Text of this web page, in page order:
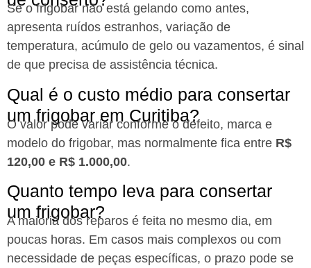
Se o frigobar não está gelando como antes,
apresenta ruídos estranhos, variação de
temperatura, acúmulo de gelo ou vazamentos, é sinal
de que precisa de assistência técnica.
Qual é o custo médio para consertar
um frigobar em Curitiba?​
O valor pode variar conforme o defeito, marca e
modelo do frigobar, mas normalmente fica entre R$
120,00 e R$ 1.000,00.
Quanto tempo leva para consertar
um frigobar?​
A maioria dos reparos é feita no mesmo dia, em
poucas horas. Em casos mais complexos ou com
necessidade de peças específicas, o prazo pode se